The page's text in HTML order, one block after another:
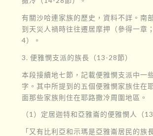
有關沙哈連家族的歷史，資料不詳。南
到天災人禍時往往遷居摩押（參得一章
4）。
3. 便雅憫支派的族長（13-28節）
本段接續地七節，記載便雅憫支派中一
字。其中所提到的五個便雅憫家族住在
面那些家族則住在耶路撒冷周圍地區。
（1）定居迦特和亞雅崙的便雅憫人（
「又有比利亞和示瑪是亞雅崙居民的族